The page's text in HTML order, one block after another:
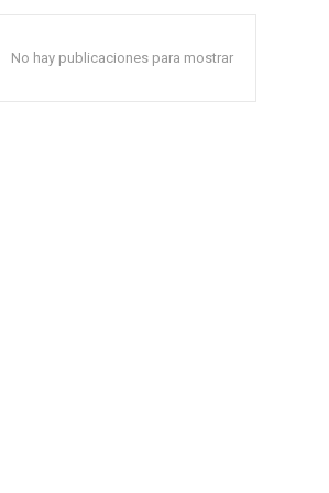
No hay publicaciones para mostrar